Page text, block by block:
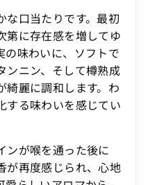
な口当たりです。最初
第に存在感を増してゆ
の味わいに、ソフトで
ンニン、そして樽熟成
綺麗に調和します。わ
する味わいを感じてい
ンが喉を通った後に
が再度感じられ、心地